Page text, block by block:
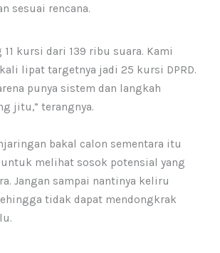
sesuai rencana.
11 kursi dari 139 ribu suara. Kami
lipat targetnya jadi 25 kursi DPRD.
punya sistem dan langkah
jitu,” terangnya.
bakal calon sementara itu
untuk melihat sosok potensial yang
Jangan sampai nantinya keliru
tidak dapat mendongkrak